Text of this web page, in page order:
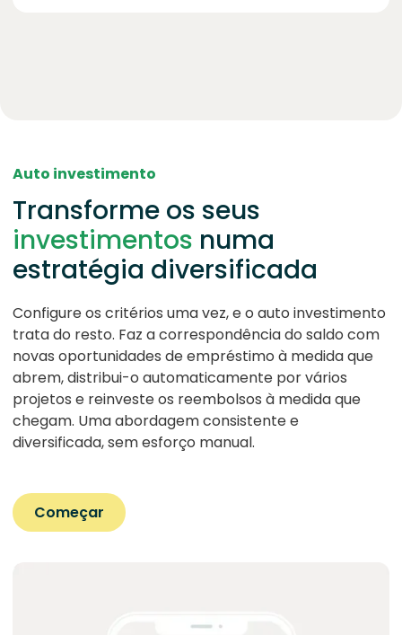
Auto investimento
Transforme os seus
investimentos numa
estratégia diversificada
Configure os critérios uma vez, e o auto investimento
trata do resto. Faz a correspondência do saldo com
novas oportunidades de empréstimo à medida que
abrem, distribui-o automaticamente por vários
projetos e reinveste os reembolsos à medida que
chegam. Uma abordagem consistente e
diversificada, sem esforço manual.
Começar